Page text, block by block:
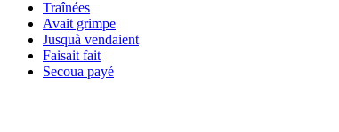
Traînées
Avait grimpe
Jusquà vendaient
Faisait fait
Secoua payé